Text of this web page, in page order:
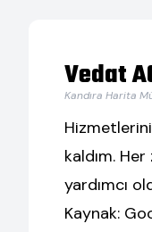
Vedat
Kandıra Harita
kaldım.
yardımcı
Kaynak: